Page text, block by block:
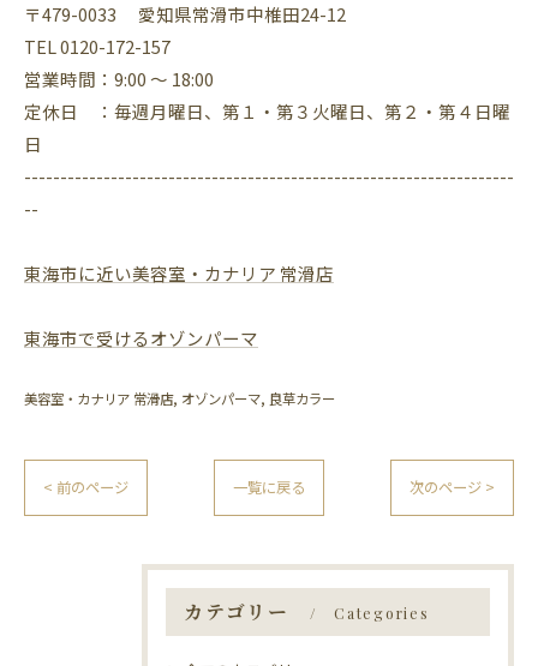
〒479-0033 愛知県常滑市中椎田24-12
TEL 0120-172-157
営業時間：9:00 ～ 18:00
定休日 ：毎週月曜日、第１・第３火曜日、第２・第４日曜
日
--------------------------------------------------------------------
--
東海市に近い美容室・カナリア 常滑店
東海市で受けるオゾンパーマ
美容室・カナリア 常滑店 オゾンパーマ 良草カラー
< 前のページ 一覧に戻る 次のページ >
カテゴリー Categories